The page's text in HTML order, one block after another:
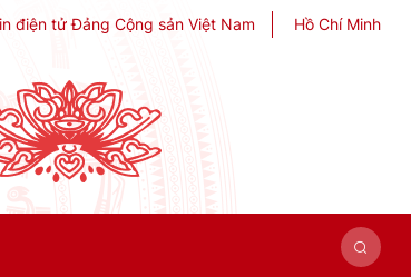
điện tử Đảng Cộng sản Việt Nam Hồ Chí Minh